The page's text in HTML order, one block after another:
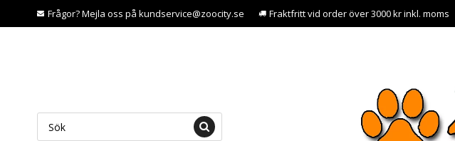
Frågor? Mejla oss på kundservice@zoocity.se Fraktfritt vid order över 3000 kr inkl. moms